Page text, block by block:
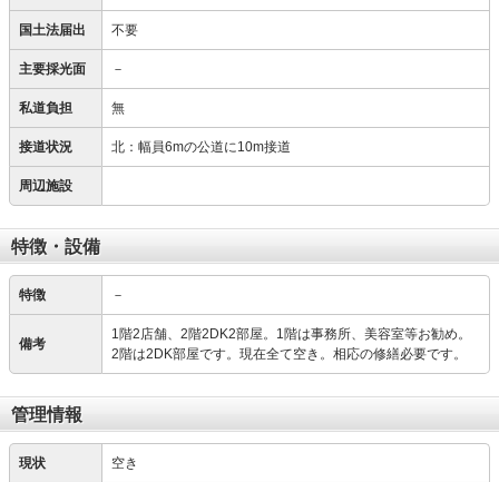
国土法届出 不要
主要採光面 －
私道負担 無
接道状況 北：幅員6mの公道に10m接道
周辺施設
特徴・設備
特徴 －
備考
1階2店舗、2階2DK2部屋。1階は事務所、美容室等お勧め。
2階は2DK部屋です。現在全て空き。相応の修繕必要です。
管理情報
現状 空き